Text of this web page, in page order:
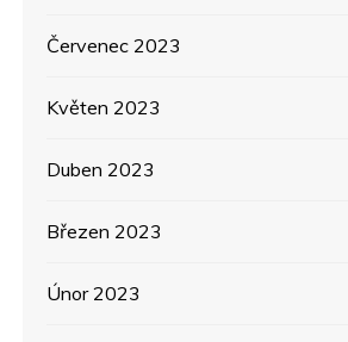
Červenec 2023
Květen 2023
Duben 2023
Březen 2023
Únor 2023